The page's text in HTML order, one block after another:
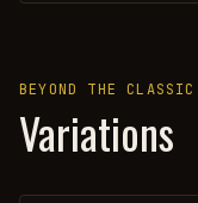
BEYOND THE CLASSIC
Variations